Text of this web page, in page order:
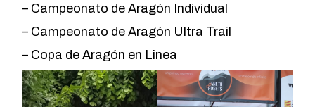
– Campeonato de Aragón Individual
– Campeonato de Aragón Ultra Trail
– Copa de Aragón en Linea